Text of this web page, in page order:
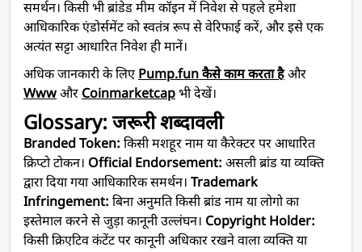
समर्थन। किसी भी ब्रांडेड मीम कॉइन में निवेश से पहले हमेशा
आधिकारिक एंडोर्समेंट को स्वतंत्र रूप से वेरिफाई करें, और इसे एक
अत्यंत सट्टा आधारित निवेश ही मानें।
अधिक जानकारी के लिएPump.fun कैसे काम करता हैऔर
WwwऔरCoinmarketcapभी देखें।
Glossary: जरूरी शब्दावली
Branded Token: किसी मशहूर नाम या कैरेक्टर पर आधारित
क्रिप्टो टोकन। Official Endorsement: असली ब्रांड या व्यक्ति
द्वारा दिया गया आधिकारिक समर्थन। Trademark
Infringement: बिना अनुमति किसी ब्रांड नाम या लोगो का
इस्तेमाल करने से जुड़ा कानूनी उल्लंघन। Copyright Holder:
किसी क्रिएटिव कंटेंट पर कानूनी अधिकार रखने वाला व्यक्ति या